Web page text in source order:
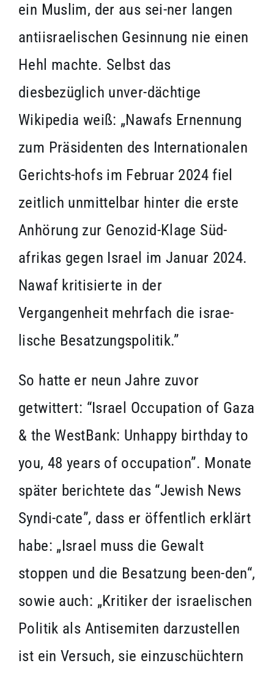
ein Muslim, der aus sei-ner langen
antiisraelischen Gesinnung nie einen
Hehl machte. Selbst das
diesbezüglich unver-dächtige
Wikipedia weiß: „Nawafs Ernennung
zum Präsidenten des Internationalen
Gerichts-hofs im Februar 2024 fiel
zeitlich unmittelbar hinter die erste
Anhörung zur Genozid-Klage Süd-
afrikas gegen Israel im Januar 2024.
Nawaf kritisierte in der
Vergangenheit mehrfach die israe-
lische Besatzungspolitik.”
So hatte er neun Jahre zuvor
getwittert: “Israel Occupation of Gaza
& the WestBank: Unhappy birthday to
you, 48 years of occupation”. Monate
später berichtete das “Jewish News
Syndi-cate”, dass er öffentlich erklärt
habe: „Israel muss die Gewalt
stoppen und die Besatzung been-den“,
sowie auch: „Kritiker der israelischen
Politik als Antisemiten darzustellen
ist ein Versuch, sie einzuschüchtern